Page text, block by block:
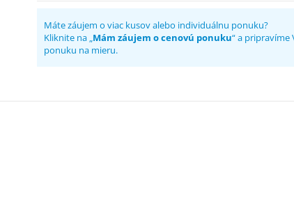
Máte záujem o viac kusov alebo individuálnu ponuku?
Kliknite na „Mám záujem o cenovú ponuku“ a pripravíme
ponuku na mieru.